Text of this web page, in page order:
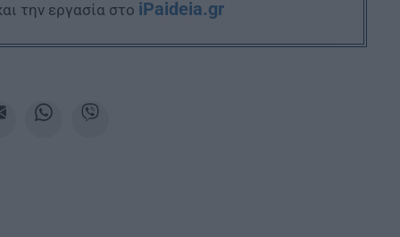
την εργασία στο iPaideia.gr